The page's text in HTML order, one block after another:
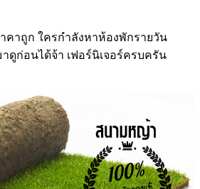
คาถูก ใครกำลังหาห้องพักรายวัน
าดูก่อนได้จ้า เฟอร์นิเจอร์ครบครัน